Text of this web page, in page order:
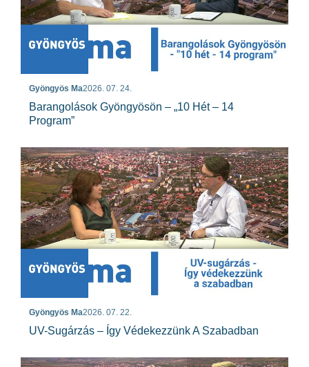
Gyöngyös Ma2026. 07. 24.
Barangolások Gyöngyösön – „10 Hét – 14
Program”
Gyöngyös Ma2026. 07. 22.
UV-Sugárzás – Így Védekezzünk A Szabadban